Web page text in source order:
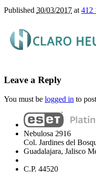
Published 30/03/2017 at 412
Leave a Reply
You must be logged in to
Nebulosa 2916
Col. Jardines del
Guadalajara, Jalisco
C.P. 44520